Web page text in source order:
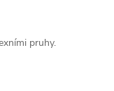
pruhy.